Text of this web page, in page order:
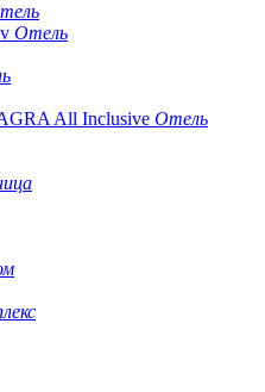
Отель
All Inclusive Отель